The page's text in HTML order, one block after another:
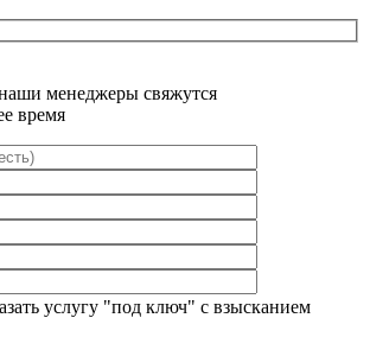
менеджеры свяжутся
время
услугу "под ключ" с взысканием